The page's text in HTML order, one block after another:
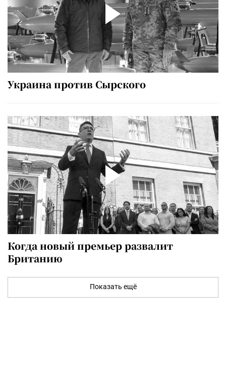
Украина против Сырского
Когда новый премьер развалит
Британию
Показать ещё